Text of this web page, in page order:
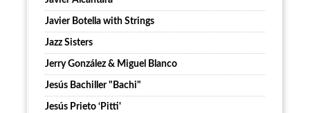
Javier Botella with Strings
Jazz Sisters
Jerry González & Miguel Blanco
Jesús Bachiller "Bachi"
Jesús Prieto ‘Pitti'